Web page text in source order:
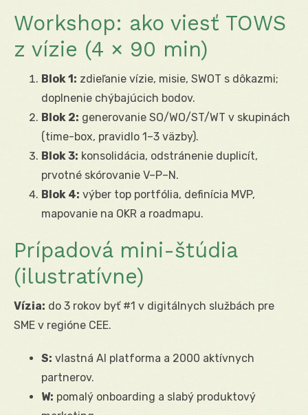
Workshop: ako viesť TOWS
z vízie (4 × 90 min)
Blok 1: zdieľanie vízie, misie, SWOT s dôkazmi;
doplnenie chýbajúcich bodov.
Blok 2: generovanie SO/WO/ST/WT v skupinách
(time-box, pravidlo 1–3 väzby).
Blok 3: konsolidácia, odstránenie duplicít,
prvotné skórovanie V–P–N.
Blok 4: výber top portfólia, definícia MVP,
mapovanie na OKR a roadmapu.
Prípadová mini-štúdia
(ilustratívne)
Vízia: do 3 rokov byť #1 v digitálnych službách pre
SME v regióne CEE.
S: vlastná AI platforma a 2000 aktívnych
partnerov.
W: pomalý onboarding a slabý produktový